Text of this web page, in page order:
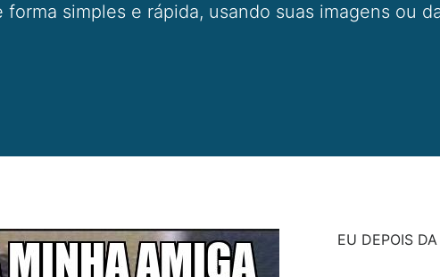
simples e rápida, usando suas imagens ou
EU DEPOIS